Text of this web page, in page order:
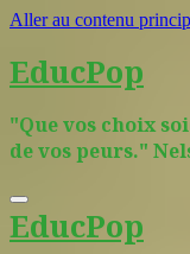
Aller au contenu
EducPop
"Que vos choix
de vos peurs."
EducPop